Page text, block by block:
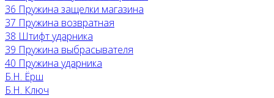
36 Пружина защелки магазина
37 Пружина возвратная
38 Штифт ударника
39 Пружина выбрасывателя
40 Пружина ударника
Б.Н. Ёрш
Б.Н. Ключ